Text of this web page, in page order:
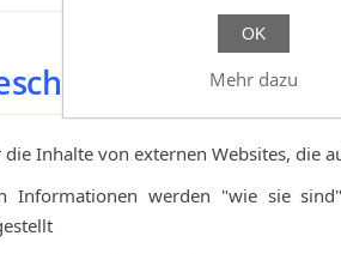
Inhalte von externen Websites, die
Informationen werden "wie sie
OK
Mehr dazu